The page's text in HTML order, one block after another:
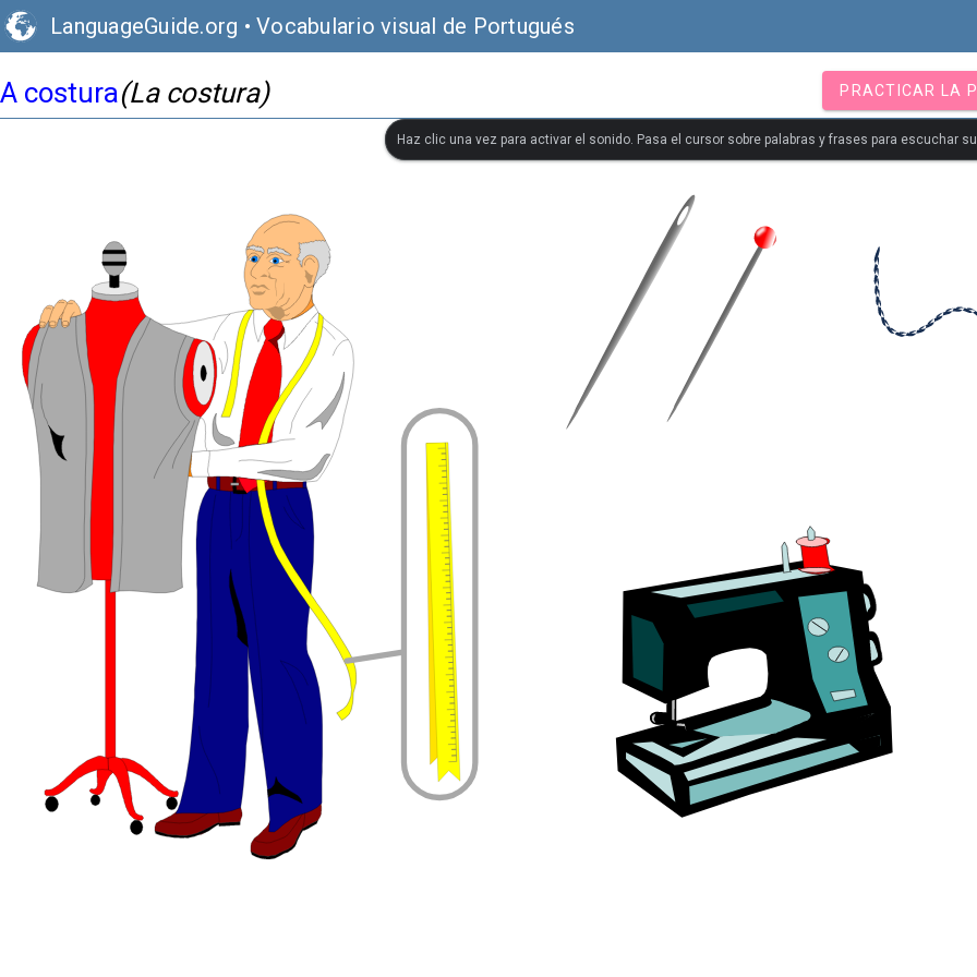
LanguageGuide.org • Vocabulario visual de Portugués
A costura(La costura) PRACTICAR LA
Haz clic una vez para activar el sonido. Pasa el cursor sobre palabras y frases para escuchar